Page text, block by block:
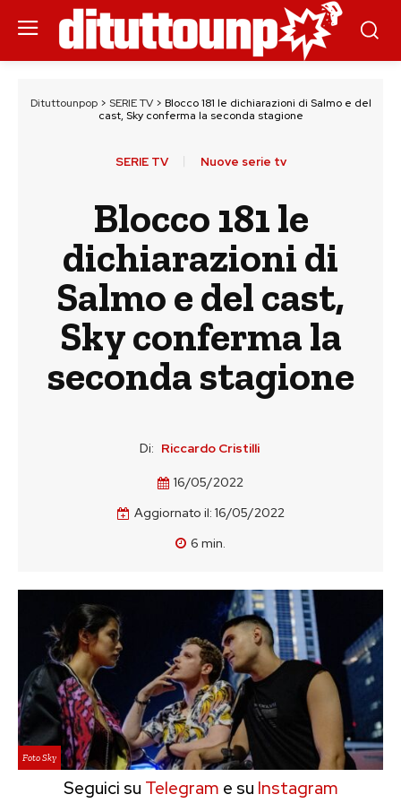
Dituttounpop> SERIE TV> Blocco 181 le dichiarazioni di Salmo e del
cast, Sky conferma la seconda stagione
SERIE TV Nuove serie tv
Blocco 181 le
dichiarazioni di
Salmo e del cast,
Sky conferma la
seconda stagione
Di: Riccardo Cristilli
16/05/2022
Aggiornato il: 16/05/2022
6 min.
Foto Sky
Seguici su Telegram e su Instagram